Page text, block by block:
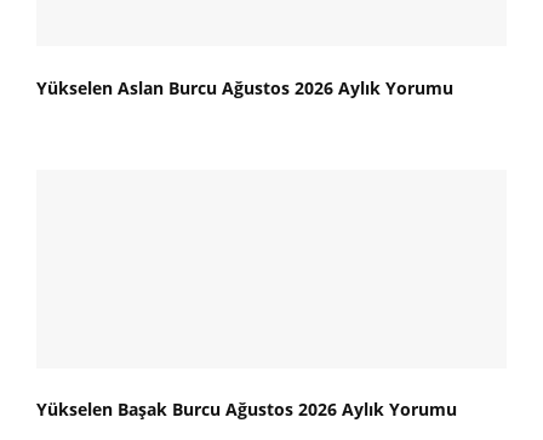
Yükselen Aslan Burcu Ağustos 2026 Aylık Yorumu
Yükselen Başak Burcu Ağustos 2026 Aylık Yorumu